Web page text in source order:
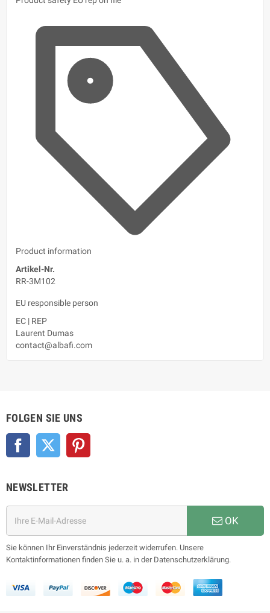
Product information
Artikel-Nr.
RR-3M102
EU responsible person
EC | REP
Laurent Dumas
contact@albafi.com
FOLGEN SIE UNS
Facebook Twitter
NEWSLETTER
OK
Sie können Ihr Einverständnis jederzeit widerrufen. Unsere
Kontaktinformationen finden Sie u. a. in der Datenschutzerklärung.